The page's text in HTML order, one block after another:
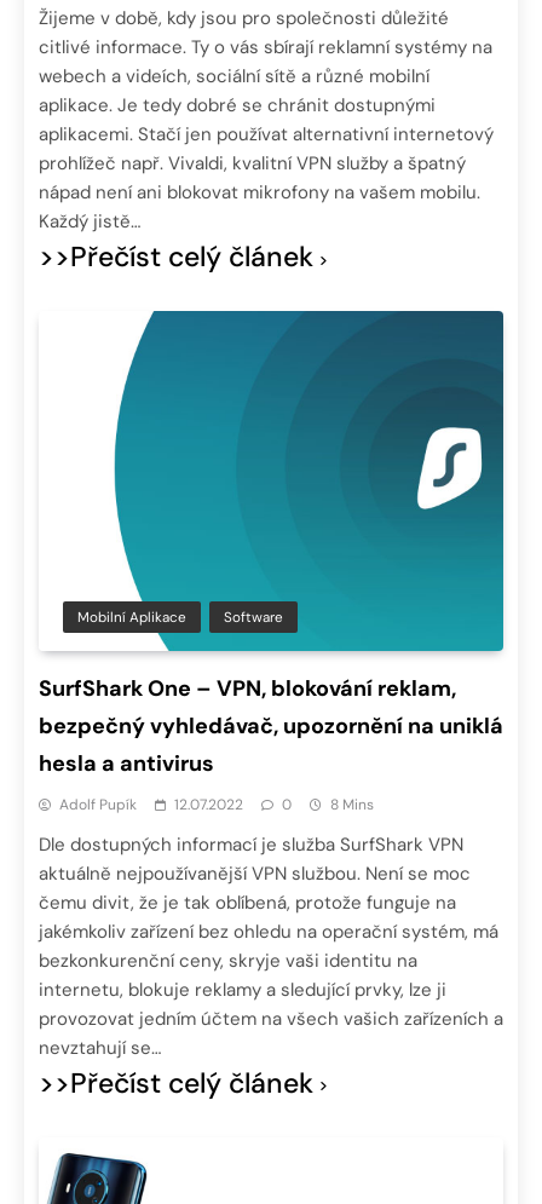
Žijeme v době, kdy jsou pro společnosti důležité
citlivé informace. Ty o vás sbírají reklamní systémy na
webech a videích, sociální sítě a různé mobilní
aplikace. Je tedy dobré se chránit dostupnými
aplikacemi. Stačí jen používat alternativní internetový
prohlížeč např. Vivaldi, kvalitní VPN služby a špatný
nápad není ani blokovat mikrofony na vašem mobilu.
Každý jistě…
>>Přečíst celý článek
Mobilní Aplikace Software
SurfShark One – VPN, blokování reklam,
bezpečný vyhledávač, upozornění na uniklá
hesla a antivirus
Adolf Pupík 12.07.2022 0 8 Mins
Dle dostupných informací je služba SurfShark VPN
aktuálně nejpoužívanější VPN službou. Není se moc
čemu divit, že je tak oblíbená, protože funguje na
jakémkoliv zařízení bez ohledu na operační systém, má
bezkonkurenční ceny, skryje vaši identitu na
internetu, blokuje reklamy a sledující prvky, lze ji
provozovat jedním účtem na všech vašich zařízeních a
nevztahují se…
>>Přečíst celý článek